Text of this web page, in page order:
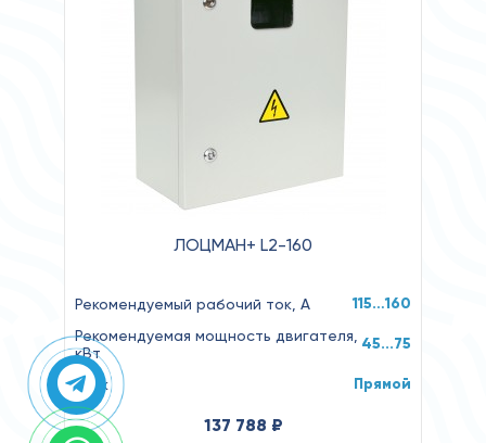
ЛОЦМАН+ L2-160
Рекомендуемый рабочий ток, А 115…160
Рекомендуемая мощность двигателя,
кВт
45...75
Пуск Прямой
137 788 ₽